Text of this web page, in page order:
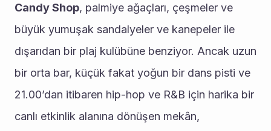
Candy Shop, palmiye ağaçları, çeşmeler ve
büyük yumuşak sandalyeler ve kanepeler ile
dışarıdan bir plaj kulübüne benziyor. Ancak uzun
bir orta bar, küçük fakat yoğun bir dans pisti ve
21.00’dan itibaren hip-hop ve R&B için harika bir
canlı etkinlik alanına dönüşen mekân,